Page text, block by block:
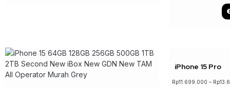
iPhone 15 Pro
Rp11.699.000 – Rp